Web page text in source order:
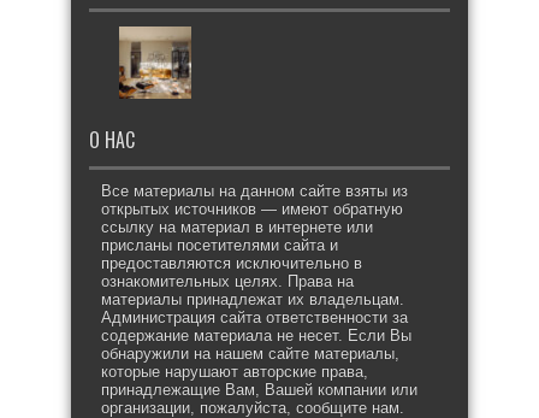
О НАС
Все материалы на данном сайте взяты из
открытых источников — имеют обратную
ссылку на материал в интернете или
присланы посетителями сайта и
предоставляются исключительно в
ознакомительных целях. Права на
материалы принадлежат их владельцам.
Администрация сайта ответственности за
содержание материала не несет. Если Вы
обнаружили на нашем сайте материалы,
которые нарушают авторские права,
принадлежащие Вам, Вашей компании или
организации, пожалуйста, сообщите нам.